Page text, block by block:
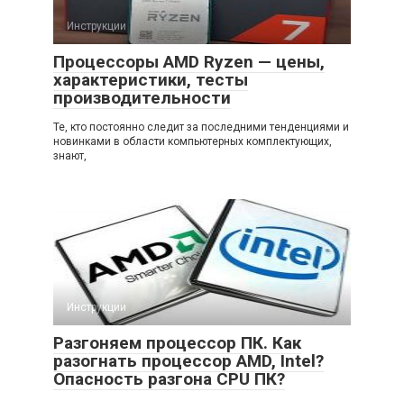
Инструкции
Процессоры AMD Ryzen — цены,
характеристики, тесты
производительности
Те, кто постоянно следит за последними тенденциями и
новинками в области компьютерных комплектующих,
знают,
Инструкции
Разгоняем процессор ПК. Как
разогнать процессор AMD, Intel?
Опасность разгона CPU ПК?